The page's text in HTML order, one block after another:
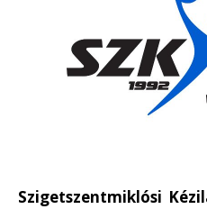
Szigetszentmiklósi